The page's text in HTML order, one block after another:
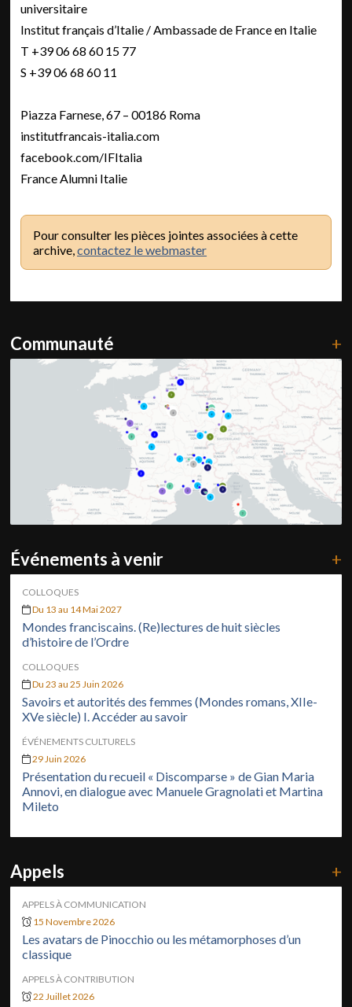
universitaire
Institut français d’Italie / Ambassade de France en Italie
T +39 06 68 60 15 77
S +39 06 68 60 11
Piazza Farnese, 67 – 00186 Roma
institutfrancais-italia.com
facebook.com/IFItalia
France Alumni Italie
Pour consulter les pièces jointes associées à cette
archive,contactez le webmaster
Communauté +
Événements à venir +
COLLOQUES
Du 13 au 14 Mai 2027
Mondes franciscains. (Re)lectures de huit siècles
d’histoire de l’Ordre
COLLOQUES
Du 23 au 25 Juin 2026
Savoirs et autorités des femmes (Mondes romans, XIIe-
XVe siècle) I. Accéder au savoir
ÉVÉNEMENTS CULTURELS
29 Juin 2026
Présentation du recueil « Discomparse » de Gian Maria
Annovi, en dialogue avec Manuele Gragnolati et Martina
Mileto
Appels +
APPELS À COMMUNICATION
15 Novembre 2026
Les avatars de Pinocchio ou les métamorphoses d’un
classique
APPELS À CONTRIBUTION
22 Juillet 2026